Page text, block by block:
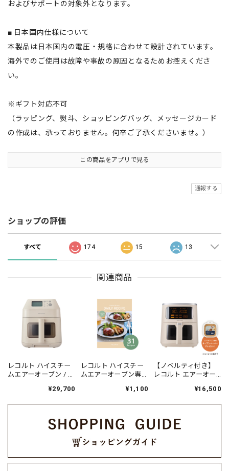
およびサポートの対象外となります。
■ 日本国内仕様について
本製品は日本国内の電圧・規格に合わせて設計されています。
海外でのご使用は故障や事故の原因となるためお控えくださ
い。
※ギフト対応不可
（ラッピング、熨斗、ショッピングバッグ、メッセージカード
の作成は、承っておりません。何卒ご了承くださいませ。）
この商品をアプリで見る
通報する
ショップの評価
すべて 174 15 13
関連商品
レコルト ハイスチー
ムエアーオーブン / ク
¥29,700
レコルト ハイスチー
ムエアーオーブン専
¥1,100
【ノベルティ付き】
レコルト エアーオー
ワイト RAO-4(CW)
¥16,500